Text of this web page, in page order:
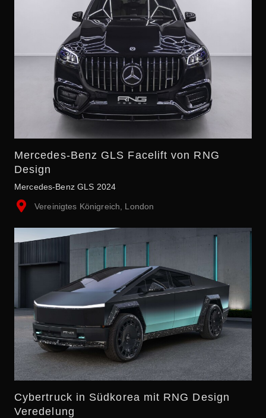
Mercedes-Benz GLS Facelift von RNG
Design
Mercedes-Benz GLS 2024
Vereinigtes Königreich, London
Cybertruck in Südkorea mit RNG Design
Veredelung